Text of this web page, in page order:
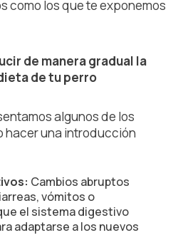
como los que te exponemos
de manera gradual la
de tu perro
algunos de los
hacer una introducción
Cambios abruptos
vómitos o
el sistema digestivo
adaptarse a los nuevos